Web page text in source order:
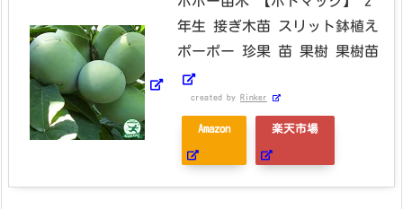
年生 接ぎ木苗 スリット鉢植え
ポーポー 珍果 苗 果樹 果樹苗
created by Rinker
Amazon 楽天市場